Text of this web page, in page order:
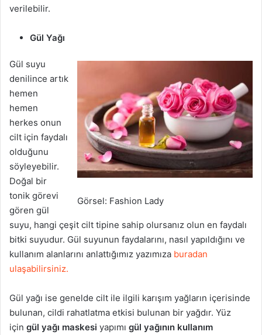
verilebilir.
Gül Yağı
Görsel: Fashion Lady
Gül suyu
denilince artık
hemen
hemen
herkes onun
cilt için faydalı
olduğunu
söyleyebilir.
Doğal bir
tonik görevi
gören gül
suyu, hangi çeşit cilt tipine sahip olursanız olun en faydalı
bitki suyudur. Gül suyunun faydalarını, nasıl yapıldığını ve
kullanım alanlarını anlattığımız yazımıza buradan
ulaşabilirsiniz.
Gül yağı ise genelde cilt ile ilgili karışım yağların içerisinde
bulunan, cildi rahatlatma etkisi bulunan bir yağdır. Yüz
için gül yağı maskesi yapımı gül yağının kullanım